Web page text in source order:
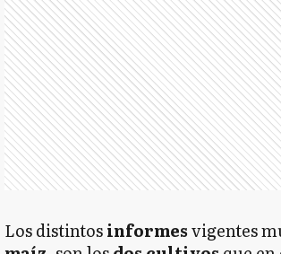
Los distintosinformesvigentes